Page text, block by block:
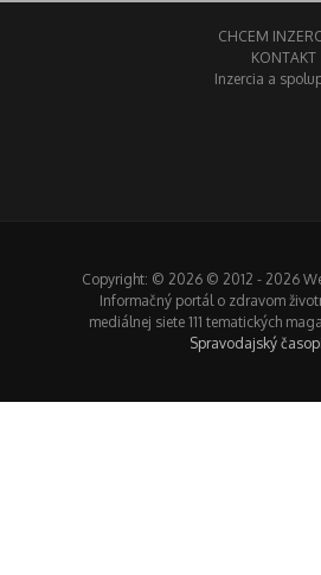
CHCEM
KONTAKT
Inzercia a
Copyright: © 2026 © 2012 - 2026
Informačný portál o zdravom
mediálnej siete 111 tematických
Spravodajský